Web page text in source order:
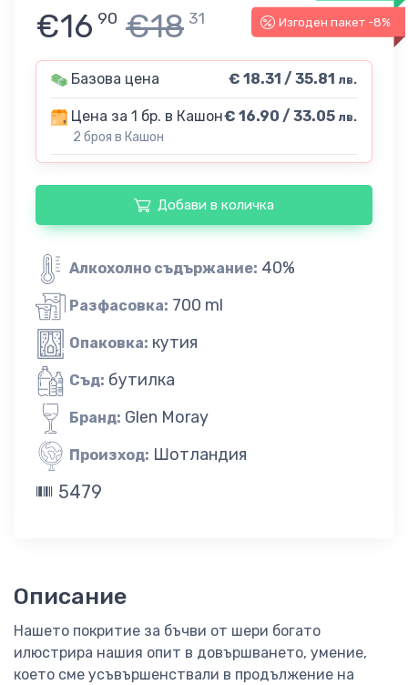
Изгоден пакет -8%
€16 90 €18 31
Базова цена € 18.31 / 35.81 лв.
Цена за 1 бр. в Кашон
2 броя в Кашон
€ 16.90 / 33.05 лв.
Добави в количка
Алкохолно съдържание: 40%
Разфасовка: 700 ml
Опаковка: кутия
Съд: бутилка
Бранд: Glen Moray
Произход: Шотландия
5479
Описание
Нашето покритие за бъчви от шери богато
илюстрира нашия опит в довършването, умение,
което сме усъвършенствали в продължение на